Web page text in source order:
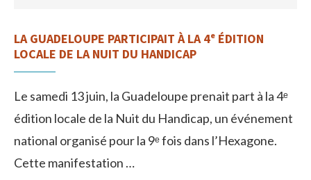
LA GUADELOUPE PARTICIPAIT À LA 4ᵉ ÉDITION
LOCALE DE LA NUIT DU HANDICAP
Le samedi 13 juin, la Guadeloupe prenait part à la 4ᵉ
édition locale de la Nuit du Handicap, un événement
national organisé pour la 9ᵉ fois dans l’Hexagone.
Cette manifestation …